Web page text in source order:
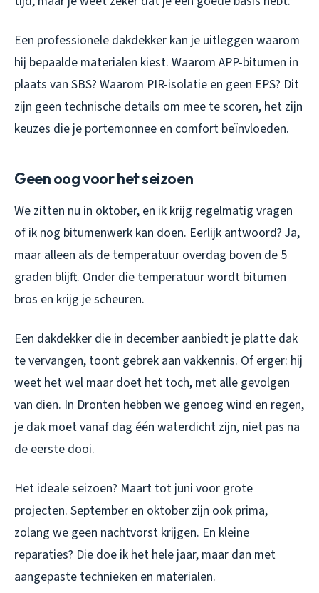
Een professionele dakdekker kan je uitleggen waarom
hij bepaalde materialen kiest. Waarom APP-bitumen in
plaats van SBS? Waarom PIR-isolatie en geen EPS? Dit
zijn geen technische details om mee te scoren, het zijn
keuzes die je portemonnee en comfort beïnvloeden.
Geen oog voor het seizoen
We zitten nu in oktober, en ik krijg regelmatig vragen
of ik nog bitumenwerk kan doen. Eerlijk antwoord? Ja,
maar alleen als de temperatuur overdag boven de 5
graden blijft. Onder die temperatuur wordt bitumen
bros en krijg je scheuren.
Een dakdekker die in december aanbiedt je platte dak
te vervangen, toont gebrek aan vakkennis. Of erger: hij
weet het wel maar doet het toch, met alle gevolgen
van dien. In Dronten hebben we genoeg wind en regen,
je dak moet vanaf dag één waterdicht zijn, niet pas na
de eerste dooi.
Het ideale seizoen? Maart tot juni voor grote
projecten. September en oktober zijn ook prima,
zolang we geen nachtvorst krijgen. En kleine
reparaties? Die doe ik het hele jaar, maar dan met
aangepaste technieken en materialen.